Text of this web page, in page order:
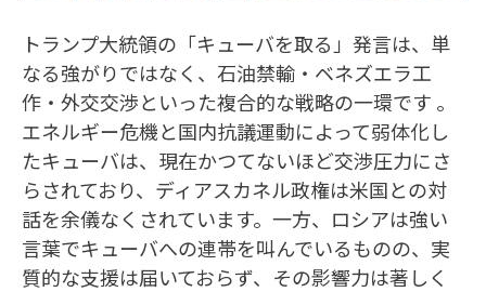
トランプ大統領の「キューバを取る」発言は、単
なる強がりではなく、石油禁輸・ベネズエラ工
作・外交交渉といった複合的な戦略の一環です 。
エネルギー危機と国内抗議運動によって弱体化し
たキューバは、現在かつてないほど交渉圧力にさ
らされており、ディアスカネル政権は米国との対
話を余儀なくされています。一方、ロシアは強い
言葉でキューバへの連帯を叫んでいるものの、実
質的な支援は届いておらず、その影響力は著しく